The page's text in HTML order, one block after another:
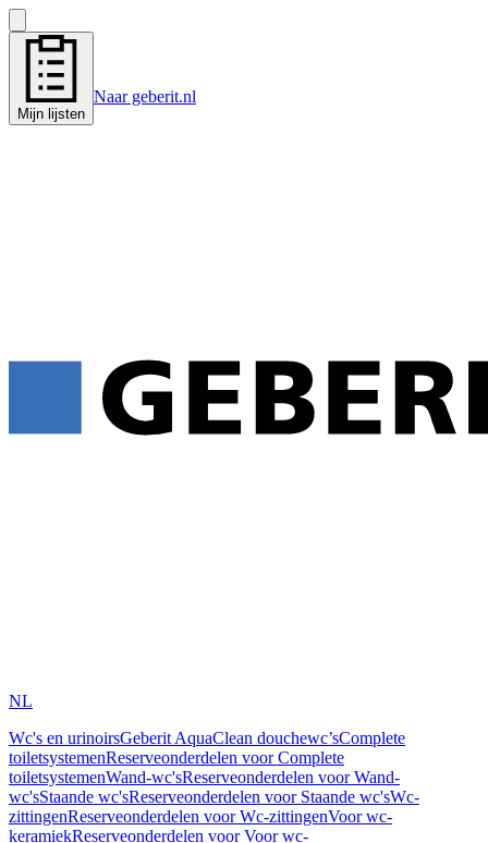
Mijn lijsten
Naar geberit.nl
NL
Wc's en urinoirsGeberit AquaClean douchewc’sComplete
toiletsystemenReserveonderdelen voor Complete
toiletsystemenWand-wc'sReserveonderdelen voor Wand-
wc'sStaande wc'sReserveonderdelen voor Staande wc'sWc-
zittingenReserveonderdelen voor Wc-zittingenVoor wc-
keramiekReserveonderdelen voor Voor wc-